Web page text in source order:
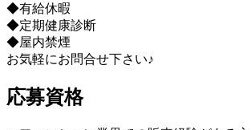
◆有給休暇
◆定期健康診断
◆屋内禁煙
お気軽にお問合せ下さい♪
応募資格